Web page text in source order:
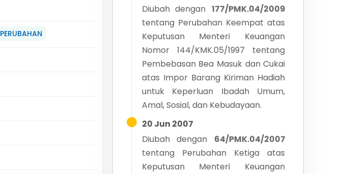
PERUBAHAN
Diubah dengan 177/PMK.04/2009
tentang Perubahan Keempat atas
Keputusan Menteri Keuangan
Nomor 144/KMK.05/1997 tentang
Pembebasan Bea Masuk dan Cukai
atas Impor Barang Kiriman Hadiah
untuk Keperluan Ibadah Umum,
Amal, Sosial, dan Kebudayaan.
20 Jun 2007
Diubah dengan
64/PMK.04/2007
tentang Perubahan Ketiga atas
Keputusan Menteri Keuangan